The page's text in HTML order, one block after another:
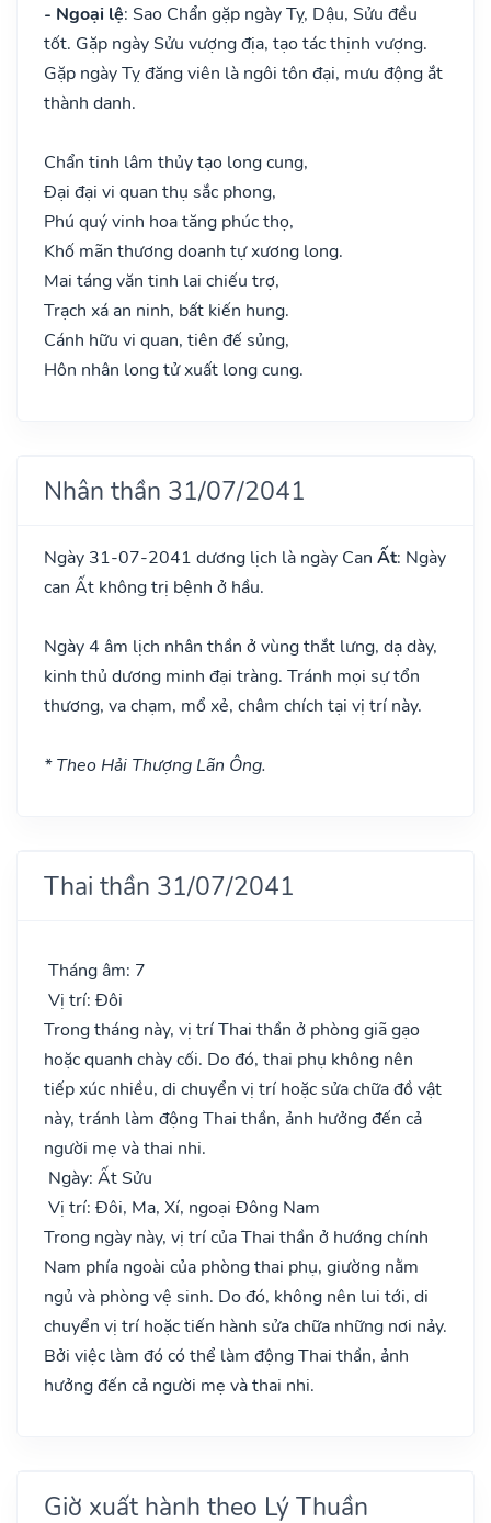
- Ngoại lệ: Sao Chẩn gặp ngày Tỵ, Dậu, Sửu đều
tốt. Gặp ngày Sửu vượng địa, tạo tác thịnh vượng.
Gặp ngày Tỵ đăng viên là ngôi tôn đại, mưu động ắt
thành danh.
Chẩn tinh lâm thủy tạo long cung,
Đại đại vi quan thụ sắc phong,
Phú quý vinh hoa tăng phúc thọ,
Khố mãn thương doanh tự xương long.
Mai táng văn tinh lai chiếu trợ,
Trạch xá an ninh, bất kiến hung.
Cánh hữu vi quan, tiên đế sủng,
Hôn nhân long tử xuất long cung.
Nhân thần 31/07/2041
Ngày 31-07-2041 dương lịch là ngày Can Ất: Ngày
can Ất không trị bệnh ở hầu.
Ngày 4 âm lịch nhân thần ở vùng thắt lưng, dạ dày,
kinh thủ dương minh đại tràng. Tránh mọi sự tổn
thương, va chạm, mổ xẻ, châm chích tại vị trí này.
* Theo Hải Thượng Lãn Ông.
Thai thần 31/07/2041
Tháng âm: 7
Vị trí: Đôi
Trong tháng này, vị trí Thai thần ở phòng giã gạo
hoặc quanh chày cối. Do đó, thai phụ không nên
tiếp xúc nhiều, di chuyển vị trí hoặc sửa chữa đồ vật
này, tránh làm động Thai thần, ảnh hưởng đến cả
người mẹ và thai nhi.
Ngày: Ất Sửu
Vị trí: Đôi, Ma, Xí, ngoại Đông Nam
Trong ngày này, vị trí của Thai thần ở hướng chính
Nam phía ngoài của phòng thai phụ, giường nằm
ngủ và phòng vệ sinh. Do đó, không nên lui tới, di
chuyển vị trí hoặc tiến hành sửa chữa những nơi nảy.
Bởi việc làm đó có thể làm động Thai thần, ảnh
hưởng đến cả người mẹ và thai nhi.
Giờ xuất hành theo Lý Thuần